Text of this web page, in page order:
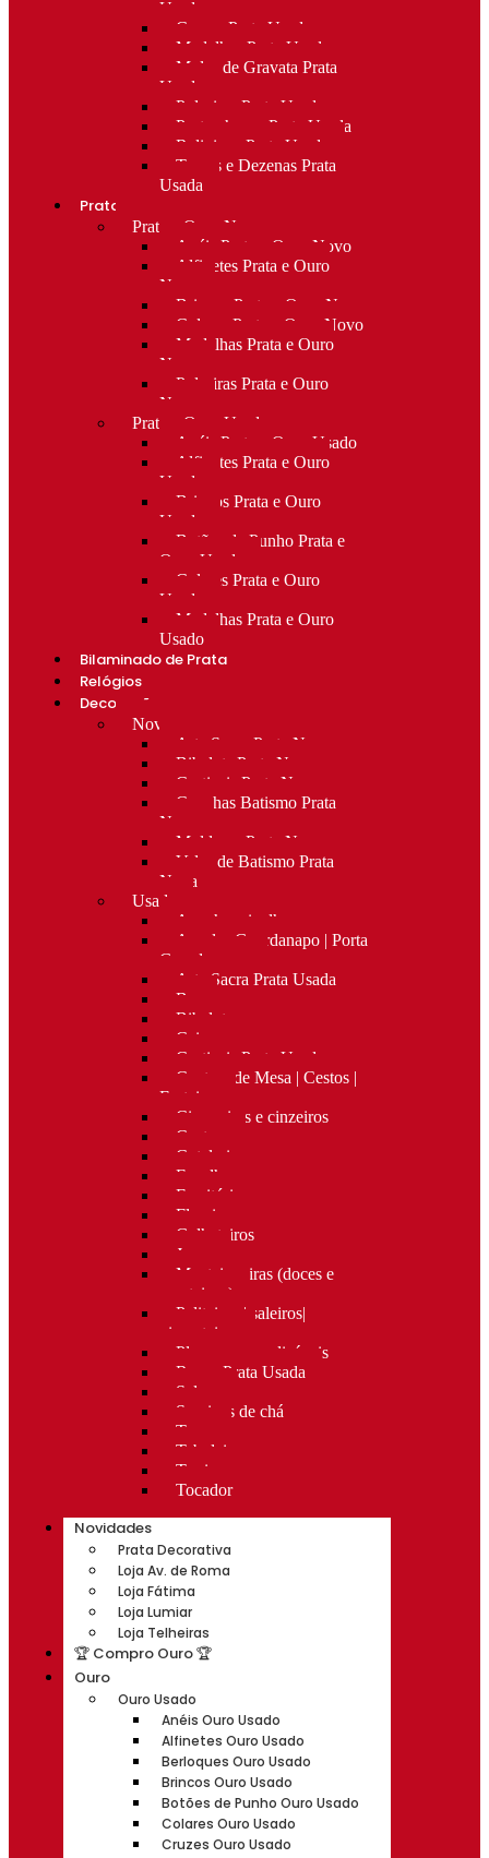
Usada
Cruzes Prata Usada
Medalhas Prata Usada
Molas de Gravata Prata
Usada
Pulseiras Prata Usada
Porta-chaves Prata Usada
Religioso Prata Usada
Terços e Dezenas Prata
Usada
Prata e ouro
Prata e Ouro Novo
Anéis Prata e Ouro Novo
Alfinetes Prata e Ouro
Novo
Brincos Prata e Ouro Novo
Colares Prata e Ouro Novo
Medalhas Prata e Ouro
Novo
Pulseiras Prata e Ouro
Novo
Prata e Ouro Usado
Anéis Prata e Ouro Usado
Alfinetes Prata e Ouro
Usado
Brincos Prata e Ouro
Usado
Botões de Punho Prata e
Ouro Usado
Colares Prata e Ouro
Usado
Medalhas Prata e Ouro
Usado
Bilaminado de Prata
Relógios
Decoração
Novo
Arte Sacra Prata Nova
Bibelots Prata Nova
Castiçais Prata Nova
Conchas Batismo Prata
Nova
Molduras Prata Nova
Velas de Batismo Prata
Nova
Usado
Apanha migalhas
Argolas Guardanapo | Porta
Guardanapos
Arte Sacra Prata Usada
Bar
Bibelots
Caixas
Castiçais Prata Usada
Centros de Mesa | Cestos |
Fruteiras
Cigarreiras e cinzeiros
Costura
Cutelaria
Espelhos
Escritório
Floreiras
Galheteiros
Jarras
Manteigueiras (doces e
manteigas)
Paliteiros | saleiros|
pimenteiros
Placas personalizáveis
Rocas Prata Usada
Salvas
Serviços de chá
Taças
Tabuleiros
Terrinas
Tocador
Novidades
Prata Decorativa
Loja Av. de Roma
Loja Fátima
Loja Lumiar
Loja Telheiras
🏆 Compro Ouro 🏆
Ouro
Ouro Usado
Anéis Ouro Usado
Alfinetes Ouro Usado
Berloques Ouro Usado
Brincos Ouro Usado
Botões de Punho Ouro Usado
Colares Ouro Usado
Cruzes Ouro Usado